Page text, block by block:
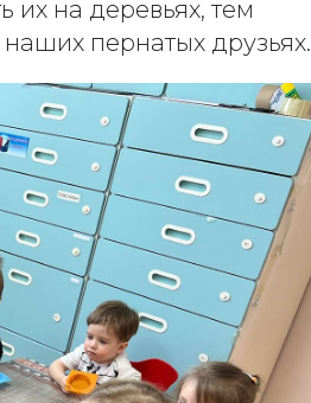
на деревьях, тем
пернатых друзьях.